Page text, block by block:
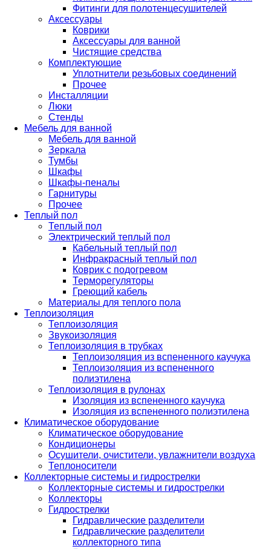
Фитинги для полотенцесушителей
Аксессуары
Коврики
Аксессуары для ванной
Чистящие средства
Комплектующие
Уплотнители резьбовых соединений
Прочее
Инсталляции
Люки
Стенды
Мебель для ванной
Мебель для ванной
Зеркала
Тумбы
Шкафы
Шкафы-пеналы
Гарнитуры
Прочее
Теплый пол
Теплый пол
Электрический теплый пол
Кабельный теплый пол
Инфракрасный теплый пол
Коврик с подогревом
Терморегуляторы
Греющий кабель
Материалы для теплого пола
Теплоизоляция
Теплоизоляция
Звукоизоляция
Теплоизоляция в трубках
Теплоизоляция из вспененного каучука
Теплоизоляция из вспененного
полиэтилена
Теплоизоляция в рулонах
Изоляция из вспененного каучука
Изоляция из вспененного полиэтилена
Климатическое оборудование
Климатическое оборудование
Кондиционеры
Осушители, очистители, увлажнители воздуха
Теплоносители
Коллекторные системы и гидрострелки
Коллекторные системы и гидрострелки
Коллекторы
Гидрострелки
Гидравлические разделители
Гидравлические разделители
коллекторного типа